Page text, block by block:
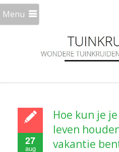
Menu
27
aug
Hoe kun je
leven
vakantie